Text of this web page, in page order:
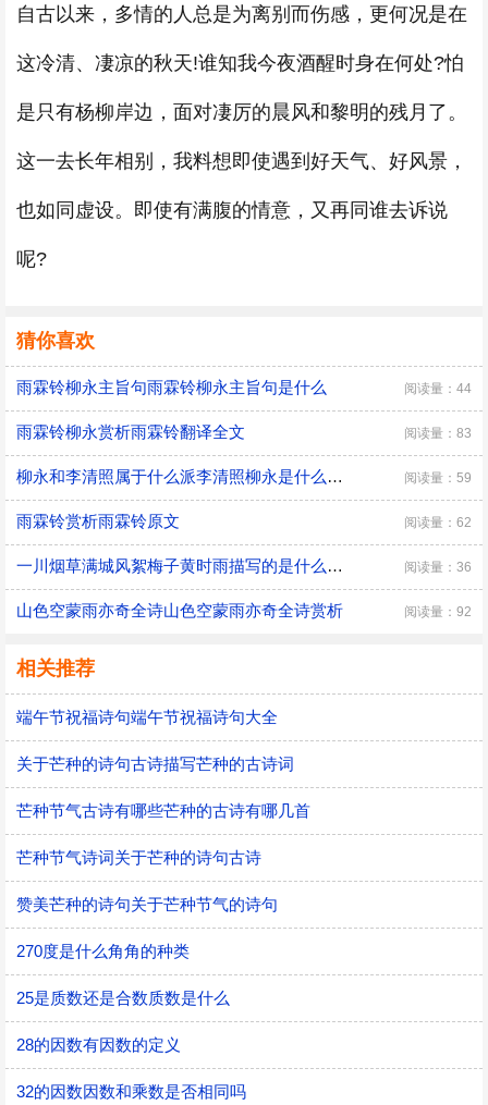
自古以来，多情的人总是为离别而伤感，更何况是在
这冷清、凄凉的秋天!谁知我今夜酒醒时身在何处?怕
是只有杨柳岸边，面对凄厉的晨风和黎明的残月了。
这一去长年相别，我料想即使遇到好天气、好风景，
也如同虚设。即使有满腹的情意，又再同谁去诉说
呢?
猜你喜欢
雨霖铃柳永主旨句雨霖铃柳永主旨句是什么 阅读量：44
雨霖铃柳永赏析雨霖铃翻译全文 阅读量：83
柳永和李清照属于什么派李清照柳永是什么派代表诗人 阅读量：59
雨霖铃赏析雨霖铃原文 阅读量：62
一川烟草满城风絮梅子黄时雨描写的是什么季节一川烟草满城风絮梅子黄时雨描写的是什么时候的季节 阅读量：36
山色空蒙雨亦奇全诗山色空蒙雨亦奇全诗赏析 阅读量：92
相关推荐
端午节祝福诗句端午节祝福诗句大全
关于芒种的诗句古诗描写芒种的古诗词
芒种节气古诗有哪些芒种的古诗有哪几首
芒种节气诗词关于芒种的诗句古诗
赞美芒种的诗句关于芒种节气的诗句
270度是什么角角的种类
25是质数还是合数质数是什么
28的因数有因数的定义
32的因数因数和乘数是否相同吗